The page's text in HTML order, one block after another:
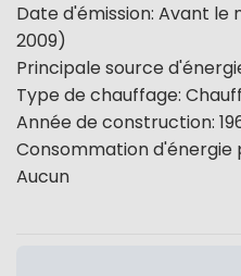
Date d'émission: Avant le
2009)
Principale source
Type de chauffage:
Année de construction:
Consommation d'énergie
Aucun